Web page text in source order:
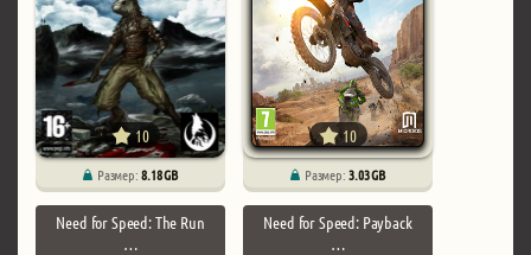
10
Размер:8.18 GB
10
Размер:3.03 GB
Need for Speed: The Run
…
Need for Speed: Payback
…